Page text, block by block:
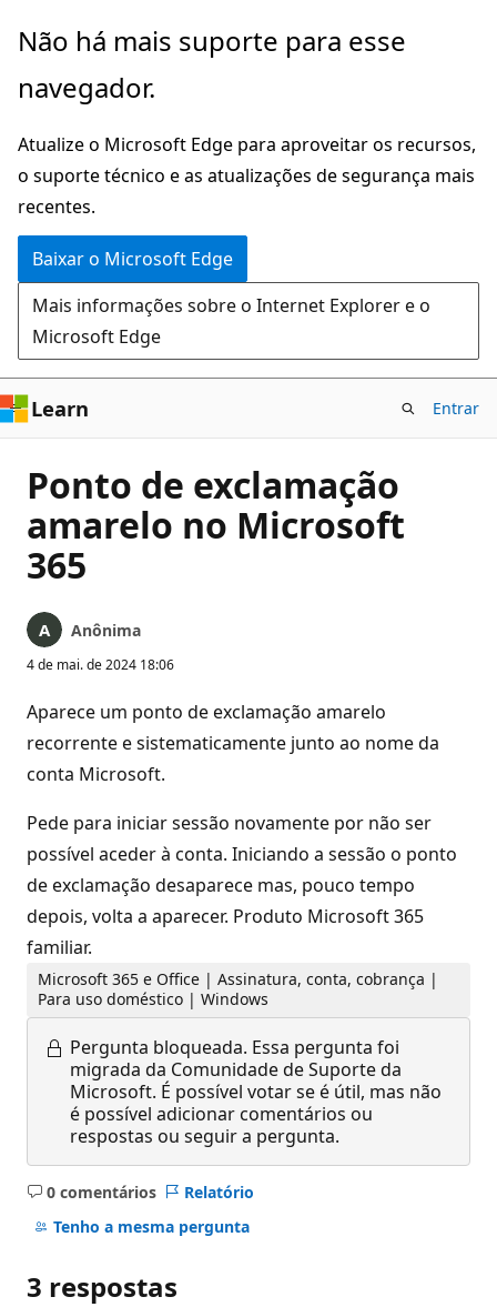
Pular
o
principal
Não há mais suporte para esse
navegador.
Atualize o Microsoft Edge para aproveitar os recursos,
o suporte técnico e as atualizações de segurança mais
recentes.
Baixar o Microsoft Edge
Mais informações sobre o Internet Explorer e o
Microsoft Edge
Learn Entrar
Ponto de exclamação
amarelo no Microsoft
365
Anônima
4 de mai. de 2024 18:06
Aparece um ponto de exclamação amarelo
recorrente e sistematicamente junto ao nome da
conta Microsoft.
Pede para iniciar sessão novamente por não ser
possível aceder à conta. Iniciando a sessão o ponto
de exclamação desaparece mas, pouco tempo
depois, volta a aparecer. Produto Microsoft 365
familiar.
Microsoft 365 e Office | Assinatura, conta, cobrança |
Para uso doméstico | Windows
Pergunta bloqueada. Essa pergunta foi
migrada da Comunidade de Suporte da
Microsoft. É possível votar se é útil, mas não
é possível adicionar comentários ou
respostas ou seguir a pergunta.
0 comentários
Sem
comentários
Relatório
Tenho a mesma pergunta
3 respostas